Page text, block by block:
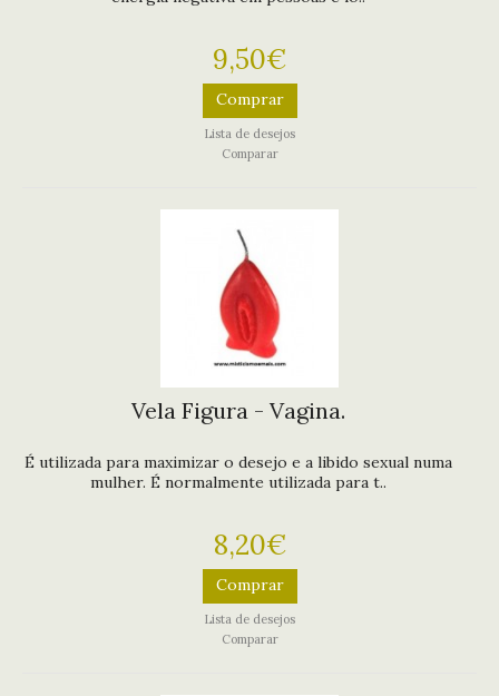
9,50€
Comprar
Lista de desejos
Comparar
Vela Figura - Vagina.
É utilizada para maximizar o desejo e a libido sexual numa
mulher. É normalmente utilizada para t..
8,20€
Comprar
Lista de desejos
Comparar